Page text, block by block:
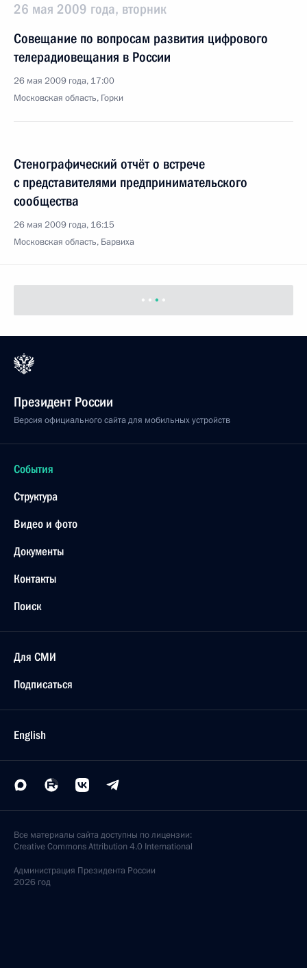
26 мая 2009 года, вторник
Совещание по вопросам развития цифрового
телерадиовещания в России
26 мая 2009 года, 17:00
Московская область, Горки
Стенографический отчёт о встрече
с представителями предпринимательского
сообщества
26 мая 2009 года, 16:15
Московская область, Барвиха
Президент России
Версия официального сайта для мобильных устройств
События
Структура
Видео и фото
Документы
Контакты
Поиск
Для СМИ
Подписаться
English
Все материалы сайта доступны по лицензии:
Creative Commons Attribution 4.0 International
Администрация Президента России
2026 год